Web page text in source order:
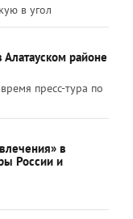
в угол
районе
пресс-тура по
в
России и